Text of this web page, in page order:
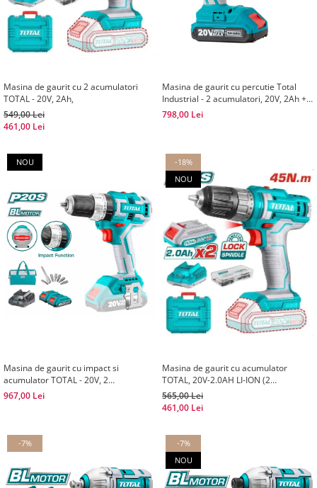
Masina de gaurit cu 2 acumulatori
TOTAL - 20V, 2Ah,
549,00 Lei
461,00 Lei
Masina de gaurit cu percutie Total
Industrial - 2 acumulatori, 20V, 2Ah +
50 accesorii
798,00 Lei
NOU
Masina de gaurit cu impact si
acumulator TOTAL - 20V, 2
acumulatori
967,00 Lei
-18%
NOU
Masina de gaurit cu acumulator
TOTAL, 20V-2.0AH LI-ION (2
ACUMULATORI) (INDUSTRIAL)
565,00 Lei
461,00 Lei
-7%
-7%
NOU